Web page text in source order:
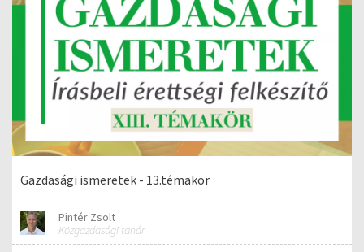
Gazdasági ismeretek - 13.témakör
Pintér Zsolt
Közgazdasági tanár